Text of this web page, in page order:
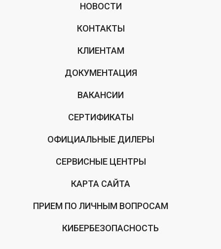
НОВОСТИ
КОНТАКТЫ
КЛИЕНТАМ
ДОКУМЕНТАЦИЯ
ВАКАНСИИ
СЕРТИФИКАТЫ
ОФИЦИАЛЬНЫЕ ДИЛЕРЫ
СЕРВИСНЫЕ ЦЕНТРЫ
КАРТА САЙТА
ПРИЕМ ПО ЛИЧНЫМ ВОПРОСАМ
КИБЕРБЕЗОПАСНОСТЬ